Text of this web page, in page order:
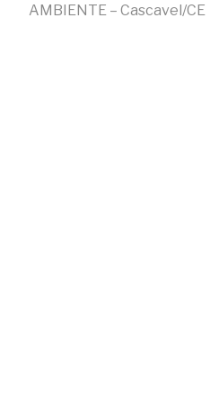
AMBIENTE – Cascavel/CE